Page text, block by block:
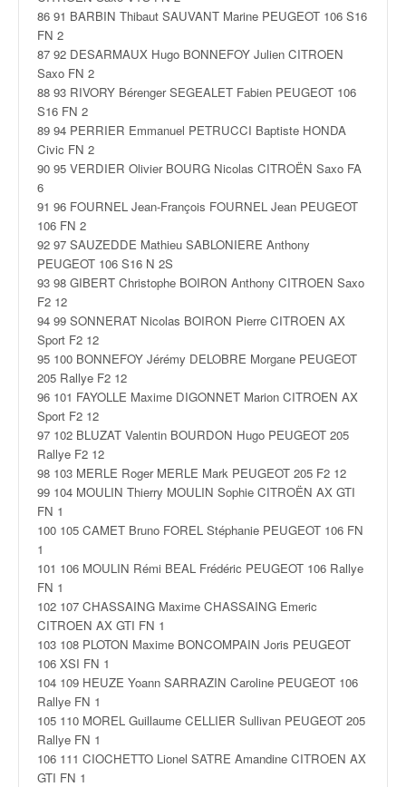
86 91 BARBIN Thibaut SAUVANT Marine PEUGEOT 106 S16
FN 2
87 92 DESARMAUX Hugo BONNEFOY Julien CITROEN
Saxo FN 2
88 93 RIVORY Bérenger SEGEALET Fabien PEUGEOT 106
S16 FN 2
89 94 PERRIER Emmanuel PETRUCCI Baptiste HONDA
Civic FN 2
90 95 VERDIER Olivier BOURG Nicolas CITROËN Saxo FA
6
91 96 FOURNEL Jean-François FOURNEL Jean PEUGEOT
106 FN 2
92 97 SAUZEDDE Mathieu SABLONIERE Anthony
PEUGEOT 106 S16 N 2S
93 98 GIBERT Christophe BOIRON Anthony CITROEN Saxo
F2 12
94 99 SONNERAT Nicolas BOIRON Pierre CITROEN AX
Sport F2 12
95 100 BONNEFOY Jérémy DELOBRE Morgane PEUGEOT
205 Rallye F2 12
96 101 FAYOLLE Maxime DIGONNET Marion CITROEN AX
Sport F2 12
97 102 BLUZAT Valentin BOURDON Hugo PEUGEOT 205
Rallye F2 12
98 103 MERLE Roger MERLE Mark PEUGEOT 205 F2 12
99 104 MOULIN Thierry MOULIN Sophie CITROËN AX GTI
FN 1
100 105 CAMET Bruno FOREL Stéphanie PEUGEOT 106 FN
1
101 106 MOULIN Rémi BEAL Frédéric PEUGEOT 106 Rallye
FN 1
102 107 CHASSAING Maxime CHASSAING Emeric
CITROEN AX GTI FN 1
103 108 PLOTON Maxime BONCOMPAIN Joris PEUGEOT
106 XSI FN 1
104 109 HEUZE Yoann SARRAZIN Caroline PEUGEOT 106
Rallye FN 1
105 110 MOREL Guillaume CELLIER Sullivan PEUGEOT 205
Rallye FN 1
106 111 CIOCHETTO Lionel SATRE Amandine CITROEN AX
GTI FN 1